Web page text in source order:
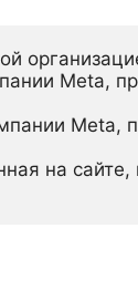
Meta,
Meta,
на сайте,